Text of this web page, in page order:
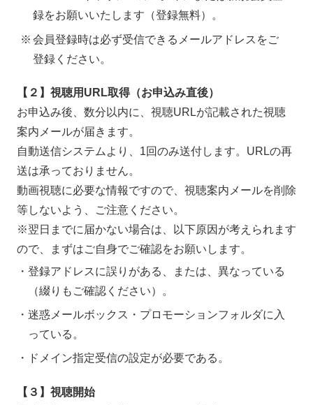
録をお願いいたします（登録無料）。
会員登録時は必ず受信できるメールアドレスをご
登録ください。
【２】視聴用URL取得（お申込み直後）
お申込み後、数分以内に、視聴URLが記載された視聴
案内メールが届きます。
自動送信システムより、1回のみ送付します。URLの再
送は承っておりません。
動画視聴に必要な情報ですので、視聴案内メールを削除
等しないよう、ご注意ください。
※翌日までに届かない場合は、以下原因が考えられます
ので、まずはご自身でご確認をお願いします。
登録アドレスに誤りがある、または、異なっている
（綴りもご確認ください）。
迷惑メールボックス・プロモーションフォルダに入
っている。
ドメイン指定受信の設定が必要である。
【３】視聴開始